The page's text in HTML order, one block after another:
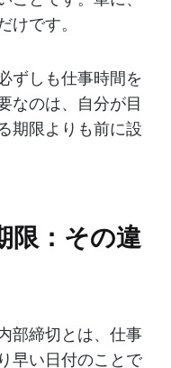
けです。
ずしも仕事時間を
なのは、自分が目
期限よりも前に設
限：その違
部締切とは、仕事
早い日付のことで